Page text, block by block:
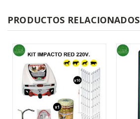
PRODUCTOS RELACIONADOS